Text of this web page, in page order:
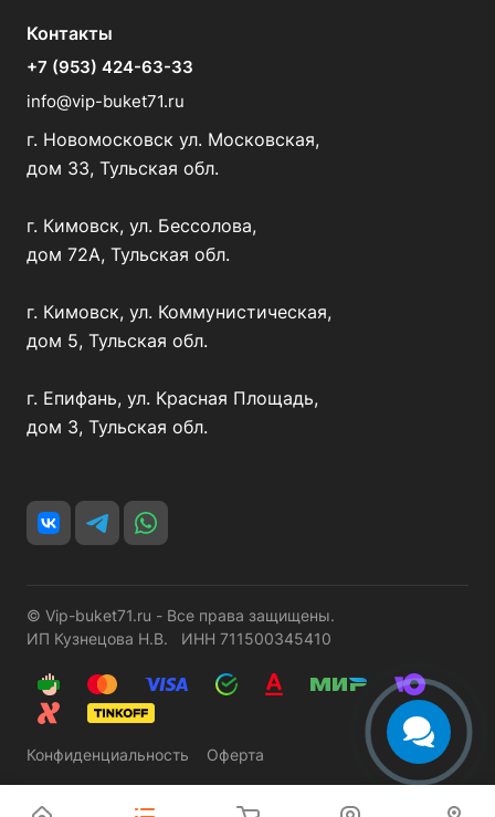
Контакты
+7 (953) 424-63-33
info@vip-buket71.ru
г. Новомосковск ул. Московская,
дом 33, Тульская обл.
г. Кимовск, ул. Бессолова,
дом 72А, Тульская обл.
г. Кимовск, ул. Коммунистическая,
дом 5, Тульская обл.
г. Епифань, ул. Красная Площадь,
дом 3, Тульская обл.
© Vip-buket71.ru - Все права защищены.
ИП Кузнецова Н.В. ИНН 711500345410
Конфиденциальность Оферта